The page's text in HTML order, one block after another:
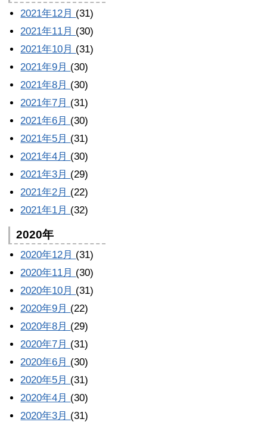
2021年12月 (31)
2021年11月 (30)
2021年10月 (31)
2021年9月 (30)
2021年8月 (30)
2021年7月 (31)
2021年6月 (30)
2021年5月 (31)
2021年4月 (30)
2021年3月 (29)
2021年2月 (22)
2021年1月 (32)
2020年
2020年12月 (31)
2020年11月 (30)
2020年10月 (31)
2020年9月 (22)
2020年8月 (29)
2020年7月 (31)
2020年6月 (30)
2020年5月 (31)
2020年4月 (30)
2020年3月 (31)